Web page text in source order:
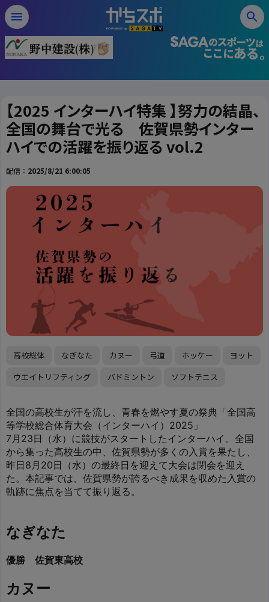
【2025 インターハイ特集 】努力の結晶、
全国の舞台で光る 佐賀県勢インター
ハイでの活躍を振り返る vol.2
配信： 2025/8/21 6:00:05
高校総体 なぎなた カヌー 弓道 ホッケー
ヨット
ウエイトリフティング
バドミントン ソフトテニス
全国の高校生が汗を流し、青春を燃やす夏の祭典「全国高
等学校総合体育大会（インターハイ）2025」
7月23日（水）に競技がスタートしたインターハイ。全国
から集った高校生の中、佐賀県勢が多くの入賞を果たし、
昨日8月20日（水）の最終日を迎えて大会は閉会を迎え
た。本記事では、佐賀県勢が誇るべき成果を収めた入賞の
軌跡に焦点を当てて振り返る。
なぎなた
優勝 佐賀東高校
カヌー